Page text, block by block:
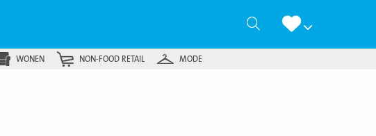
Zoeken
WONEN NON-FOOD RETAIL MODE